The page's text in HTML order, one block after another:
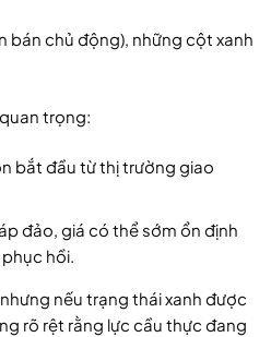
bán chủ động), những cột xanh
trọng:
bắt đầu từ thị trường giao
đảo, giá có thể sớm ổn định
hồi.
nếu trạng thái xanh được
rõ rệt rằng lực cầu thực đang